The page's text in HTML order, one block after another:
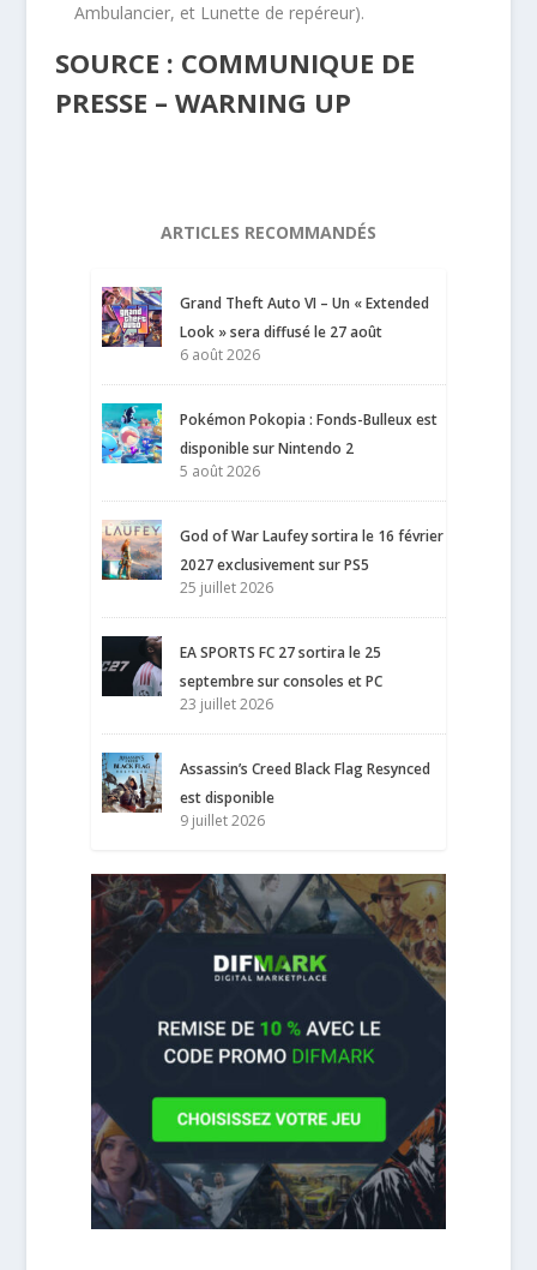
Ambulancier, et Lunette de repéreur).
SOURCE : COMMUNIQUE DE
PRESSE – WARNING UP
ARTICLES RECOMMANDÉS
Grand Theft Auto VI – Un « Extended
Look » sera diffusé le 27 août
6 août 2026
Pokémon Pokopia : Fonds-Bulleux est
disponible sur Nintendo 2
5 août 2026
God of War Laufey sortira le 16 février
2027 exclusivement sur PS5
25 juillet 2026
EA SPORTS FC 27 sortira le 25
septembre sur consoles et PC
23 juillet 2026
Assassin’s Creed Black Flag Resynced
est disponible
9 juillet 2026